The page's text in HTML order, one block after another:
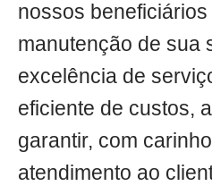
nossos
manutenção de sua
excelência de
eficiente de custos,
garantir, com
atendimento ao